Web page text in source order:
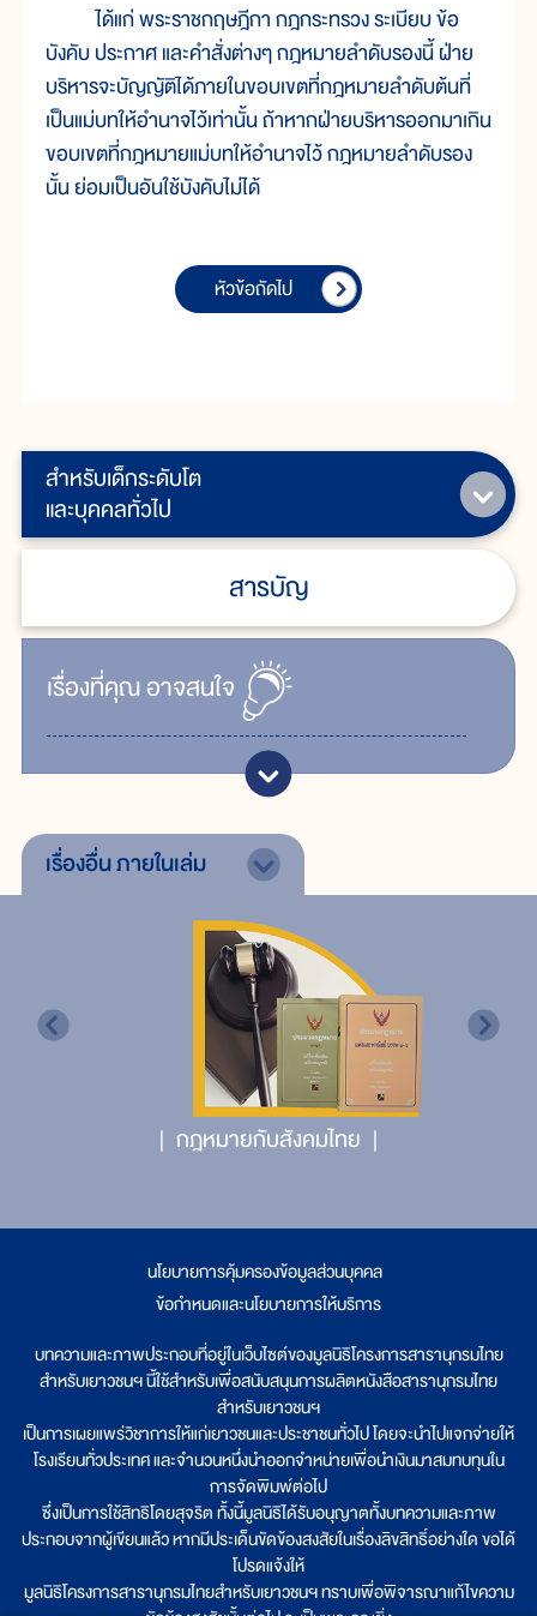
สำหรับเด็กระดับโต
และบุคคลทั่วไป
สารบัญ
เรื่ิองที่คุณอาจสนใจ
ได้แก่ พระราชกฤษฎีกา กฎกระทรวง ระเบียบ ข้อ
บังคับ ประกาศ และคำสั่งต่างๆ กฎหมายลำดับรองนี้ ฝ่าย
บริหารจะบัญญัติได้ภายในขอบเขตที่กฎหมายลำดับต้นที่
เป็นแม่บทให้อำนาจไว้เท่านั้น ถ้าหากฝ่ายบริหารออกมาเกิน
ขอบเขตที่กฎหมายแม่บทให้อำนาจไว้ กฎหมายลำดับรอง
นั้น ย่อมเป็นอันใช้บังคับไม่ได้
หัวข้อถัดไป
เรื่องอื่นภายในเล่ม
กฎหมายกับสังคมไทย
นโยบายการคุ้มครองข้อมูลส่วนบุคคล
ข้อกำหนดและนโยบายการให้บริการ
บทความและภาพประกอบที่อยู่ในเว็บไซต์ของมูลนิธิโครงการสารานุกรมไทย
สำหรับเยาวชนฯ นี้ใช้สำหรับเพื่อสนับสนุนการผลิตหนังสือสารานุกรมไทย
สำหรับเยาวชนฯ
เป็นการเผยแพร่วิชาการให้แก่เยาวชนและประชาชนทั่วไป โดยจะนำไปแจกจ่ายให้
โรงเรียนทั่วประเทศ และจำนวนหนึ่งนำออกจำหน่ายเพื่อนำเงินมาสมทบทุนใน
การจัดพิมพ์ต่อไป
ซึ่งเป็นการใช้สิทธิโดยสุจริต ทั้งนี้มูลนิธิได้รับอนุญาตทั้งบทความและภาพ
ประกอบจากผู้เขียนแล้ว หากมีประเด็นขัดข้องสงสัยในเรื่องลิขสิทธิ์อย่างใด ขอได้
โปรดแจ้งให้
มูลนิธิโครงการสารานุกรมไทยสำหรับเยาวชนฯ ทราบเพื่อพิจารณาแก้ไขความ